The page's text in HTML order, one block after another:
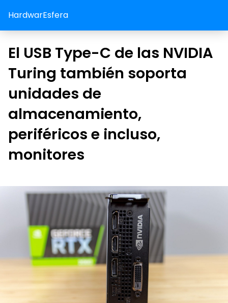
HardwarEsfera
El USB Type-C de las NVIDIA
Turing también soporta
unidades de
almacenamiento,
periféricos e incluso,
monitores